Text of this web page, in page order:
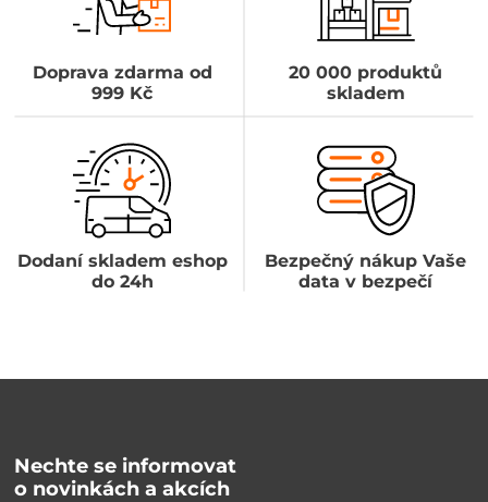
Doprava zdarma od
999 Kč
20 000 produktů
skladem
Dodaní skladem eshop
do 24h
Bezpečný nákup Vaše
data v bezpečí
Nechte se informovat
o novinkách a akcích